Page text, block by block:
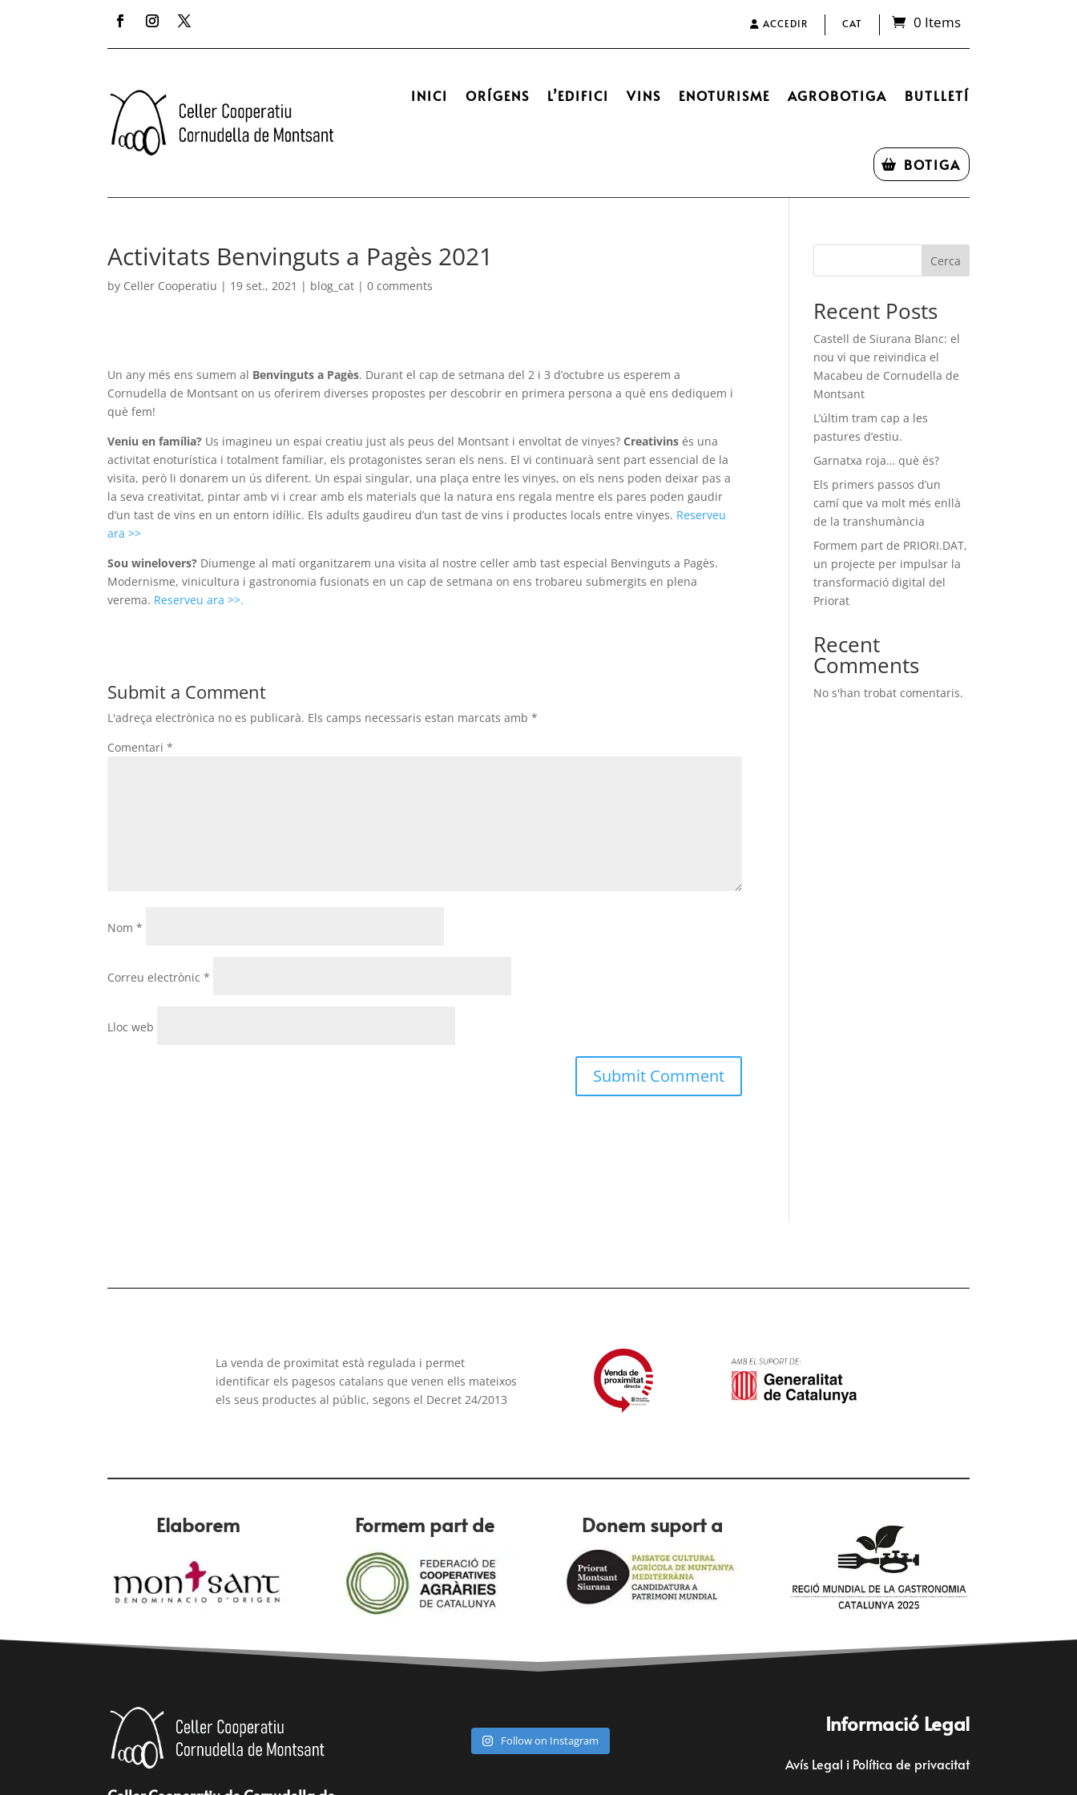
ACCEDIR CAT 0 Items
INICI ORÍGENS L’EDIFICI VINS ENOTURISME AGROBOTIGA BUTLLETÍ
BOTIGA
Activitats Benvinguts a Pagès 2021
by Celler Cooperatiu | 19 set., 2021 | blog_cat |0 comments
Un any més ens sumem al Benvinguts a Pagès. Durant el cap de setmana del 2 i 3 d’octubre us esperem a
Cornudella de Montsant on us oferirem diverses propostes per descobrir en primera persona a què ens dediquem i
què fem!
Veniu en família? Us imagineu un espai creatiu just als peus del Montsant i envoltat de vinyes?Creativins és una
activitat enoturística i totalment familiar, els protagonistes seran els nens. El vi continuarà sent part essencial de la
visita, però li donarem un ús diferent. Un espai singular, una plaça entre les vinyes, on els nens poden deixar pas a
la seva creativitat, pintar amb vi i crear amb els materials que la natura ens regala mentre els pares poden gaudir
d’un tast de vins en un entorn idíl·lic. Els adults gaudireu d’un tast de vins i productes locals entre vinyes. Reserveu
ara >>
Sou winelovers? Diumenge al matí organitzarem una visita al nostre celler amb tast especial Benvinguts a Pagès.
Modernisme, vinicultura i gastronomia fusionats en un cap de setmana on ens trobareu submergits en plena
verema. Reserveu ara >>.
Submit a Comment
L'adreça electrònica no es publicarà. Els camps necessaris estan marcats amb*
Comentari*
Nom*
Correu electrònic*
Lloc web
Cerca
Recent Posts
Castell de Siurana Blanc: el
nou vi que reivindica el
Macabeu de Cornudella de
Montsant
L’últim tram cap a les
pastures d’estiu.
Garnatxa roja… què és?
Els primers passos d’un
camí que va molt més enllà
de la transhumància
Formem part de PRIORI.DAT,
un projecte per impulsar la
transformació digital del
Priorat
Recent
Comments
No s'han trobat comentaris.
La venda de proximitat està regulada i permet
identificar els pagesos catalans que venen ells mateixos
els seus productes al públic, segons el Decret 24/2013
Elaborem Formem part de Donem suport a
Follow on Instagram
Informació Legal
Avís Legal i Política de privacitat